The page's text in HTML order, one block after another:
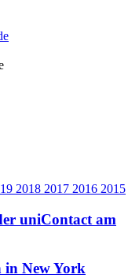
2018 2017 2016 2015
uniContact am
in New York